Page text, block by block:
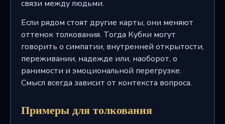
связи между людьми.
Если рядом стоят другие карты, они меняют
оттенок толкования. Тогда Кубки могут
говорить о симпатии, внутренней открытости,
переживании, надежде или, наоборот, о
ранимости и эмоциональной перегрузке.
Смысл всегда зависит от контекста вопроса.
Примеры для толкования